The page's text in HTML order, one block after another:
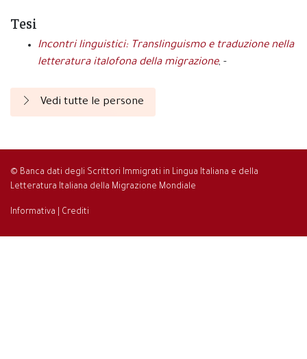
Tesi
Incontri linguistici: Translinguismo e traduzione nella
letteratura italofona della migrazione, -
Vedi tutte le persone
© Banca dati degli Scrittori Immigrati in Lingua Italiana e della
Letteratura Italiana della Migrazione Mondiale
Informativa Crediti